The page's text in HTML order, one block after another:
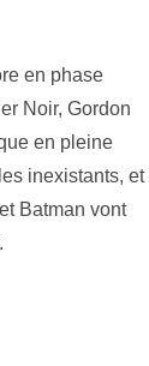
en phase
Noir, Gordon
en pleine
inexistants, et
Batman vont